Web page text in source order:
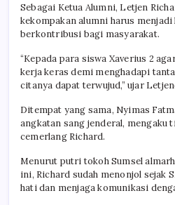
Sebagai Ketua Alumni, Letjen
kekompakan alumni harus
berkontribusi bagi masyarakat.
“Kepada para siswa Xaverius 2
kerja keras demi menghadapi
citanya dapat terwujud,” ujar
Ditempat yang sama, Nyimas
angkatan sang jenderal, mengaku
cemerlang Richard.
Menurut putri tokoh Sumsel
ini, Richard sudah menonjol sejak
hati dan menjaga komunikasi